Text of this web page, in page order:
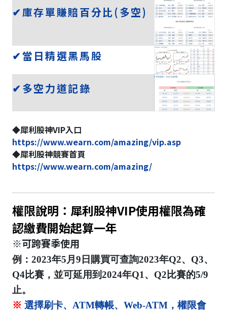
✔庫存單賺賠百分比(多空)
✔當日精選黑馬股
✔多空力道記錄
◆犀利股神VIP入口
https://www.wearn.com/amazing/vip.asp
◆犀利股神競賽首頁
https://www.wearn.com/amazing/
權限說明：犀利股神VIP使用權限為確
認繳費開始起算一年
※可跨賽季使用
例：2023年5月9日購買可查詢2023年Q2、Q3、
Q4比賽，並可延用到2024年Q1、Q2比賽的5/9
止。
※ 選擇刷卡、ATM轉帳、Web-ATM，權限會